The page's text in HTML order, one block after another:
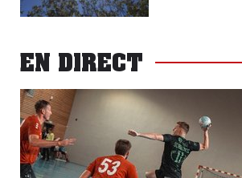
EN DIRECT